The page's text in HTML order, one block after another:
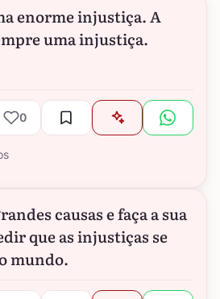
enorme injustiça. A
uma injustiça.
0
causas e faça a sua
que as injustiças se
mundo.